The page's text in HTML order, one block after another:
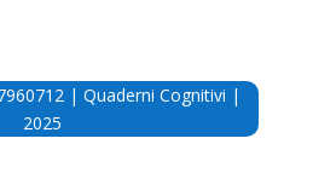
| Quaderni Cognitivi |
2025
informazioni sull’utilizzo del
tecnici sia cookie di parti terze per